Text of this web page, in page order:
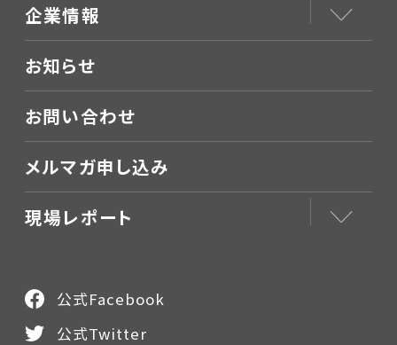
企業情報
お知らせ
お問い合わせ
メルマガ申し込み
現場レポート
公式Facebook
公式Twitter